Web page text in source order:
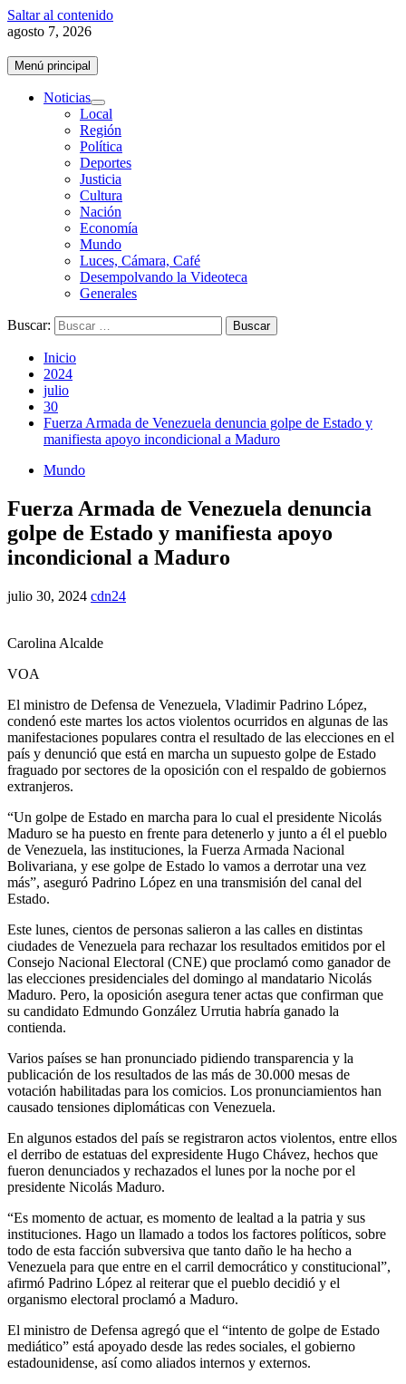
Saltar al contenido
agosto 7, 2026
Menú principal
Noticias
Local
Región
Política
Deportes
Justicia
Cultura
Nación
Economía
Mundo
Luces, Cámara, Café
Desempolvando la Videoteca
Generales
Buscar:
Inicio
2024
julio
30
Fuerza Armada de Venezuela denuncia golpe de Estado y
manifiesta apoyo incondicional a Maduro
Mundo
Fuerza Armada de Venezuela denuncia
golpe de Estado y manifiesta apoyo
incondicional a Maduro
julio 30, 2024 cdn24
Carolina Alcalde
VOA
El ministro de Defensa de Venezuela, Vladimir Padrino López,
condenó este martes los actos violentos ocurridos en algunas de las
manifestaciones populares contra el resultado de las elecciones en el
país y denunció que está en marcha un supuesto golpe de Estado
fraguado por sectores de la oposición con el respaldo de gobiernos
extranjeros.
“Un golpe de Estado en marcha para lo cual el presidente Nicolás
Maduro se ha puesto en frente para detenerlo y junto a él el pueblo
de Venezuela, las instituciones, la Fuerza Armada Nacional
Bolivariana, y ese golpe de Estado lo vamos a derrotar una vez
más”, aseguró Padrino López en una transmisión del canal del
Estado.
Este lunes, cientos de personas salieron a las calles en distintas
ciudades de Venezuela para rechazar los resultados emitidos por el
Consejo Nacional Electoral (CNE) que proclamó como ganador de
las elecciones presidenciales del domingo al mandatario Nicolás
Maduro. Pero, la oposición asegura tener actas que confirman que
su candidato Edmundo González Urrutia habría ganado la
contienda.
Varios países se han pronunciado pidiendo transparencia y la
publicación de los resultados de las más de 30.000 mesas de
votación habilitadas para los comicios. Los pronunciamientos han
causado tensiones diplomáticas con Venezuela.
En algunos estados del país se registraron actos violentos, entre ellos
el derribo de estatuas del expresidente Hugo Chávez, hechos que
fueron denunciados y rechazados el lunes por la noche por el
presidente Nicolás Maduro.
“Es momento de actuar, es momento de lealtad a la patria y sus
instituciones. Hago un llamado a todos los factores políticos, sobre
todo de esta facción subversiva que tanto daño le ha hecho a
Venezuela para que entre en el carril democrático y constitucional”,
afirmó Padrino López al reiterar que el pueblo decidió y el
organismo electoral proclamó a Maduro.
El ministro de Defensa agregó que el “intento de golpe de Estado
mediático” está apoyado desde las redes sociales, el gobierno
estadounidense, así como aliados internos y externos.